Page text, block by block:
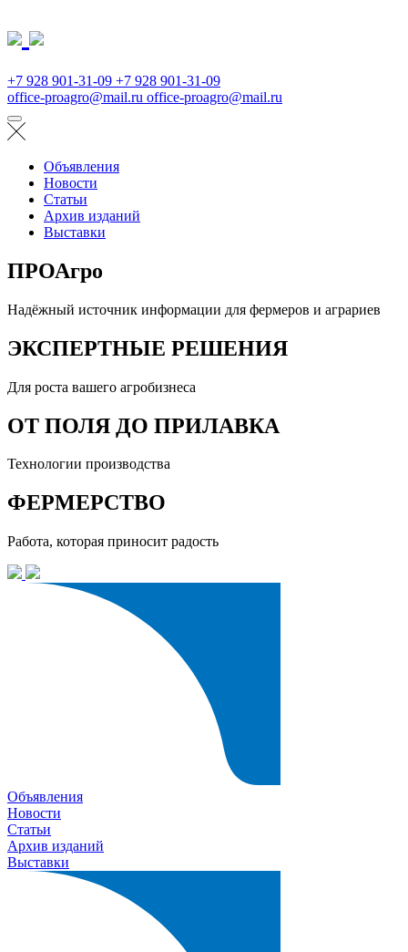
+7 928 901-31-09 +7 928 901-31-09
office-proagro@mail.ru office-proagro@mail.ru
Объявления
Новости
Статьи
Архив изданий
Выставки
ПРОАгро
Надёжный источник информации для фермеров и аграриев
ЭКСПЕРТНЫЕ РЕШЕНИЯ
Для роста вашего агробизнеса
ОТ ПОЛЯ ДО ПРИЛАВКА
Технологии производства
ФЕРМЕРСТВО
Работа, которая приносит радость
Объявления
Новости
Статьи
Архив изданий
Выставки